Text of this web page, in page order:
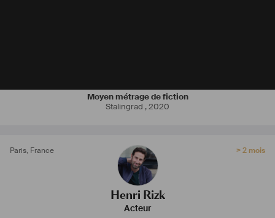
Moyen métrage de fiction
Stalingrad ,2020
Paris, France > 2 mois
Henri Rizk
Acteur